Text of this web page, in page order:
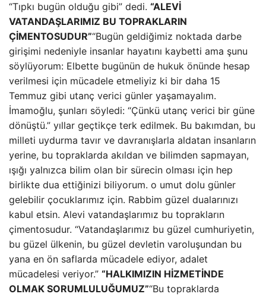
“Tıpkı bugün olduğu gibi” dedi. “ALEVİ
VATANDAŞLARIMIZ BU TOPRAKLARIN
ÇİMENTOSUDUR”“Bugün geldiğimiz noktada darbe
girişimi nedeniyle insanlar hayatını kaybetti ama şunu
söylüyorum: Elbette bugünün de hukuk önünde hesap
verilmesi için mücadele etmeliyiz ki bir daha 15
Temmuz gibi utanç verici günler yaşamayalım.
İmamoğlu, şunları söyledi: “Çünkü utanç verici bir güne
dönüştü.” yıllar geçtikçe terk edilmek. Bu bakımdan, bu
milleti uydurma tavır ve davranışlarla aldatan insanların
yerine, bu topraklarda akıldan ve bilimden sapmayan,
ışığı yalnızca bilim olan bir sürecin olması için hep
birlikte dua ettiğinizi biliyorum. o umut dolu günler
gelebilir çocuklarımız için. Rabbim güzel dualarınızı
kabul etsin. Alevi vatandaşlarımız bu toprakların
çimentosudur. “Vatandaşlarımız bu güzel cumhuriyetin,
bu güzel ülkenin, bu güzel devletin varoluşundan bu
yana en ön saflarda mücadele ediyor, adalet
mücadelesi veriyor.” “HALKIMIZIN HİZMETİNDE
OLMAK SORUMLULUĞUMUZ”“Bu topraklarda